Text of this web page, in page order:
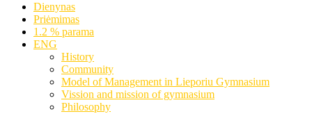
Dienynas
Priėmimas
1.2 % parama
ENG
History
Community
Model of Management in Lieporiu Gymnasium
Vission and mission of gymnasium
Philosophy